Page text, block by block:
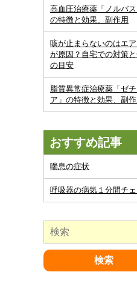
高血圧治療薬「ノルバス
の特徴と効果、副作用
咳が止まらないのはエ
が原因？自宅での対策
の目安
脂質異常症治療薬「ゼ
ア」の特徴と効果、副作
おすすめ記事
喘息の症状
呼吸器の病気１分間チェ